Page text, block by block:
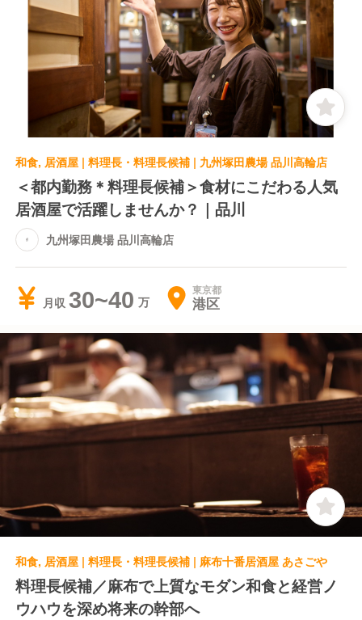
和食, 居酒屋 | 料理長・料理長候補 | 九州塚田農場 品川高輪店
＜都内勤務＊料理長候補＞食材にこだわる人気
居酒屋で活躍しませんか？｜品川
九州塚田農場 品川高輪店
月収 30~40 東京都
港区
和食, 居酒屋 | 料理長・料理長候補 | 麻布十番居酒屋 あさごや
料理長候補／麻布で上質なモダン和食と経営ノ
ウハウを深め将来の幹部へ